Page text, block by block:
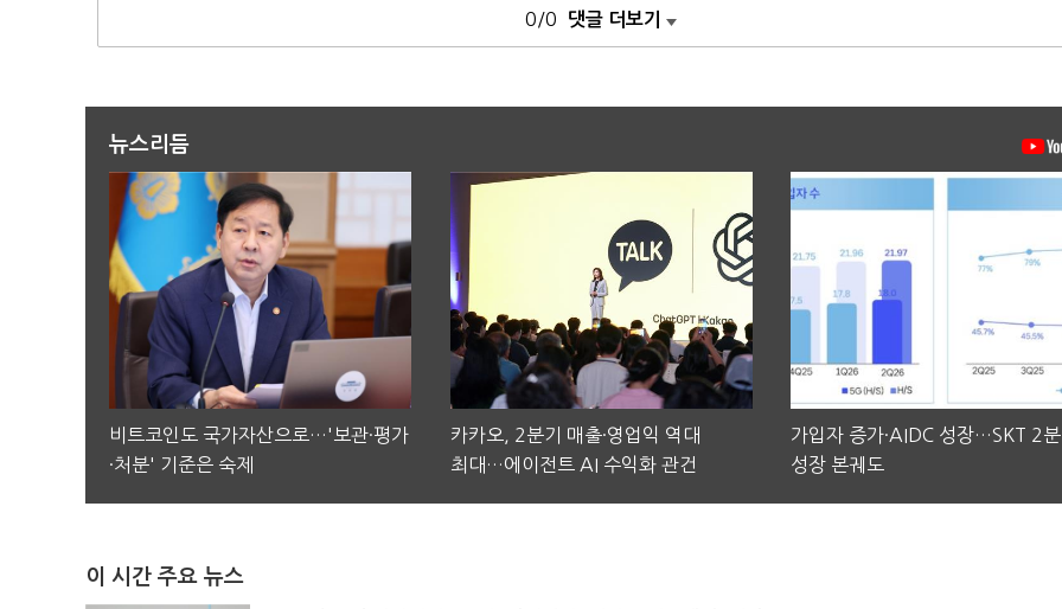
0/0 댓글 더보기
뉴스리듬
비트코인도 국가자산으로…'보관·평가
·처분' 기준은 숙제
카카오, 2분기 매출·영업익 역대
최대…에이전트 AI 수익화 관건
가입자 증가·AIDC 성장…SKT 2
성장 본궤도
이 시간 주요 뉴스